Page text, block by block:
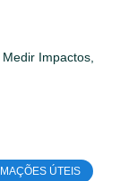
Impactos,
ÚTEIS